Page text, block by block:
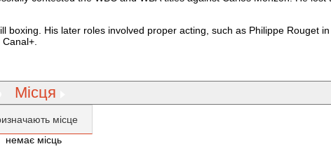
His later roles involved proper acting, such as Philippe Rouget in
Місця
місце
немає місць